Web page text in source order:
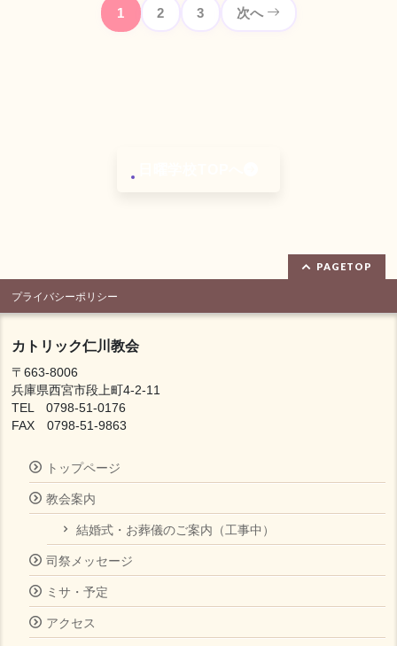
1 2 3 次へ
PAGETOP
プライバシーポリシー
カトリック仁川教会
〒663-8006
兵庫県西宮市段上町4-2-11
TEL 0798-51-0176
FAX 0798-51-9863
トップページ
教会案内
結婚式・お葬儀のご案内（工事中）
司祭メッセージ
ミサ・予定
アクセス